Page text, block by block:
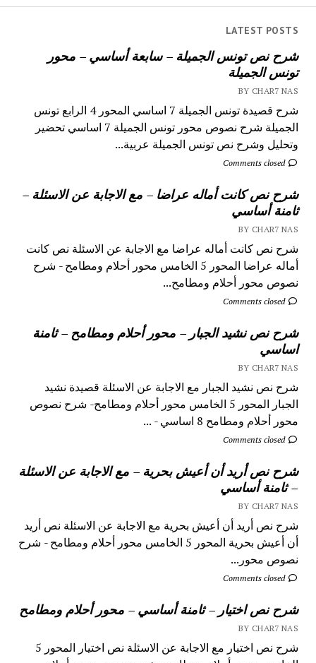
LATEST POSTS
شرح نص تونس الجميلة – سابعة أساسي – محور
تونس الجميلة
BY CHAR7 NAS
شرح قصيدة تونس الجميلة 7 اساسي المحور 4 الرابع تونس
الجميلة شرح نصوص محور تونس الجميلة 7 اساسي تحضير
وتحليل وشرح نص تونس الجميلة عربية...
Comments closed
شرح نص كانت أماله عراضا – مع الاجابة عن الاسئلة –
ثامنة أساسي
BY CHAR7 NAS
شرح نص كانت أماله عراضا مع الاجابة عن الاسئلة نص كانت
أماله عراضا المحور 5 الخامس محور أحلام ومطامح - شرح
نصوص محور أحلام ومطامح...
Comments closed
شرح نص نشيد الجبار – محور أحلام ومطامح – ثامنة
اساسي
BY CHAR7 NAS
شرح نص نشيد الجبار مع الاجابة عن الاسئلة قصيدة نشيد
الجبار المحور 5 الخامس محور أحلام ومطامح- شرح نصوص
محور أحلام ومطامح 8 اساسي - ...
Comments closed
شرح نص أريد أن أعيش بحرية – مع الاجابة عن الاسئلة
– ثامنة أساسي
BY CHAR7 NAS
شرح نص أريد أن أعيش بحرية مع الاجابة عن الاسئلة نص أريد
أن أعيش بحرية المحور 5 الخامس محور أحلام ومطامح - شرح
نصوص محور...
Comments closed
شرح نص اختيار – ثامنة أساسي – محور أحلام ومطامح
BY CHAR7 NAS
شرح نص اختيار مع الاجابة عن الاسئلة نص اختيار المحور 5